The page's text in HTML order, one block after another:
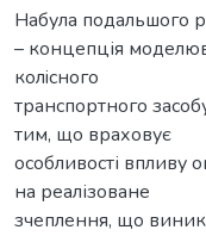
Набула подальшого
– концепція
колiсного
транспортного
тим, що враховує
особливості впливу
на реалізоване
зчеплення, що